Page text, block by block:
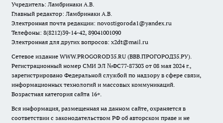
Учредитель: Ламбринаки А.В.
Главный редактор: Ламбринаки А.В.
Электронная почта редакции: novostigoroda1@yandex.ru
Телефоны: 8(8212)39-14-42, 89041001090
Электронная для других вопросов: x2dt@mail.ru
Сетевое издание WWW.PROGOROD35.RU (ВВВ.ПРОГОРОД35.РУ).
Регистрационный номер СМИ ЭЛ №ФС77-87303 от 08 мая 2024 г.,
зарегистрировано Федеральной службой по надзору в сфере связи,
информационных технологий и массовых коммуникаций.
Возрастная категория сайта 16+.
Вся информация, размещенная на данном сайте, охраняется в
соответствии с законодательством РФ об авторском праве и не